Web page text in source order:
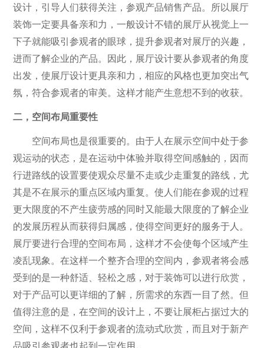
设计，引导人们获得关注，参观产品销售产品。所以展厅
装饰一定要具备亲和力，一般设计不错的展厅从视觉上一
下子就能吸引参观者的眼球，提升参观者对展厅的兴趣，
进而了解企业的产品。因此，展厅设计要从参观者的角度
出发，使展厅设计更具亲和力，相应的风格也更加突出气
氛，符合参观者的审美。这样才能产生意想不到的收获。
二，空间布局重要性
空间布局也是很重要的。由于人在展示空间中处于参
观运动的状态，是在运动中体验并取得空间感触的，因而
行进路线的设置要使观众尽量不走或少走重复的路线，尤
其是不在展示的重点区域内重复。使人们能在参观的过程
更大限度的不产生疲劳感的同时又能最大限度的了解企业
的发展历程从而获得归属感，使得空间更好的服务于人。
展厅要进行合理的空间布局，这样才不会使每个区域产生
凌乱现象。在这样一个整齐合理的空间内，参观者将会感
受到的是一种舒适、轻松之感，对于装饰可以进行欣赏，
对于产品可以更详细的了解，所需求的东西一目了然。但
值得注意的是，在空间的设计上，不要让展柜占据过大的
空间，这样不仅利于参观者的流动式欣赏，而且对于新产
品吸引参观者也起到一定作用。